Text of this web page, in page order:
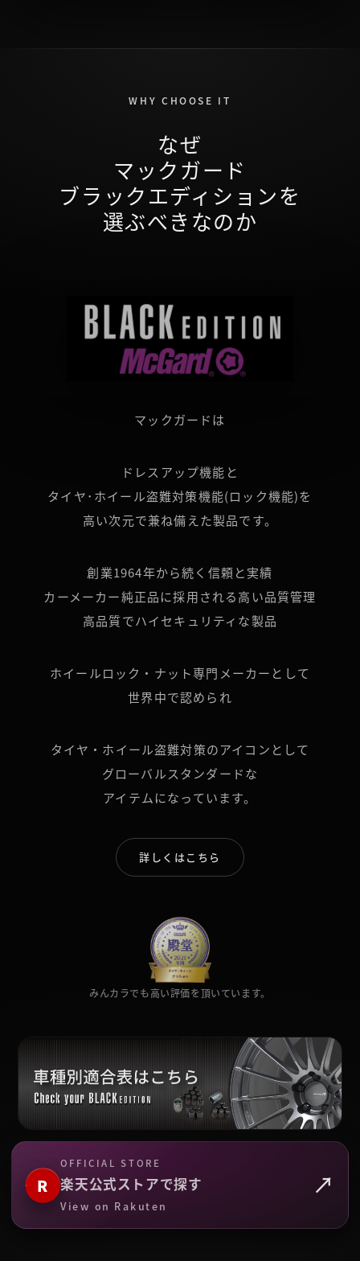
WHY CHOOSE IT
なぜ
マックガード
ブラックエディションを
選ぶべきなのか
マックガードは
ドレスアップ機能と
タイヤ･ホイール盗難対策機能(ロック機能)を
高い次元で兼ね備えた製品です。
創業1964年から続く信頼と実績
カーメーカー純正品に採用される高い品質管理
高品質でハイセキュリティな製品
ホイールロック・ナット専門メーカーとして
世界中で認められ
タイヤ・ホイール盗難対策のアイコンとして
グローバルスタンダードな
アイテムになっています。
詳しくはこちら
みんカラでも高い評価を頂いています。
R
OFFICIAL STORE
楽天公式ストアで探す
View on Rakuten
↗